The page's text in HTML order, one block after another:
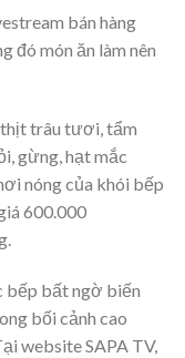
bán hàng
đó món ăn làm nên
thịt trâu tươi, tẩm
gừng, hạt mắc
nóng của khói bếp
600.000
bếp bất ngờ biến
bối cảnh cao
website SAPA TV,